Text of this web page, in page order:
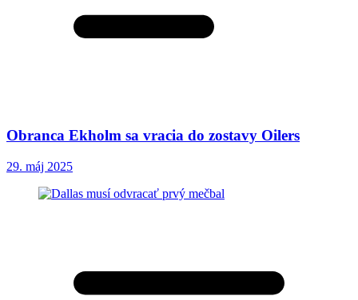
Obranca Ekholm sa vracia do zostavy Oilers
29. máj 2025